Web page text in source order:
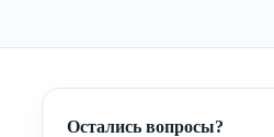
Остались вопросы?